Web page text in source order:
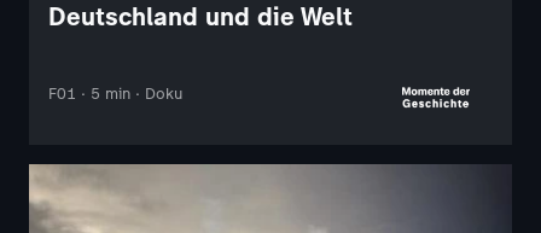
Deutschland und die Welt
F01 · 5 min · Doku